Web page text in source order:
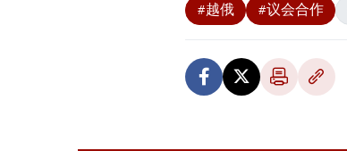
#越俄 #议会合作